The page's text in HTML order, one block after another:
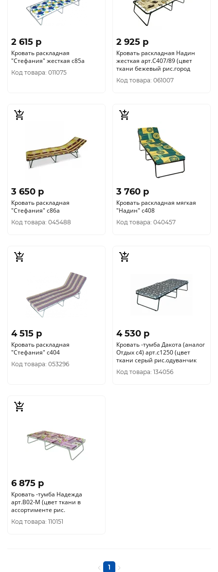
2 615 p
Кровать раскладная
"Стефания" жесткая с85а
Код товара: 011075
2 925 p
Кровать раскладная Надин
жесткая арт.С407/89 (цвет
ткани бежевый рис.город
Код товара: 061007
3 650 p
Кровать раскладная
"Стефания" с86а
Код товара: 045488
3 760 p
Кровать раскладная мягкая
"Надин" с408
Код товара: 040457
4 515 p
Кровать раскладная
"Стефания" с404
Код товара: 053296
4 530 p
Кровать -тумба Дакота (аналог
Отдых с4) арт.с1250 (цвет
ткани серый рис.одуванчик
Код товара: 134056
6 875 p
Кровать -тумба Надежда
арт.В02-М (цвет ткани в
ассортименте рис.
Код товара: 110151
1